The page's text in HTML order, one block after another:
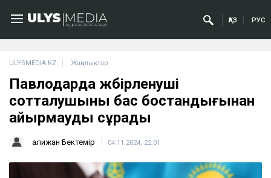
ҚАЗ РУС
ULYSMEDIA.KZ Жаңалықтар
Павлодарда жәбірленуші
сотталушыны бас бостандығынан
айырмауды сұрады
Қалижан Бектемір 04.11.2024, 22:01